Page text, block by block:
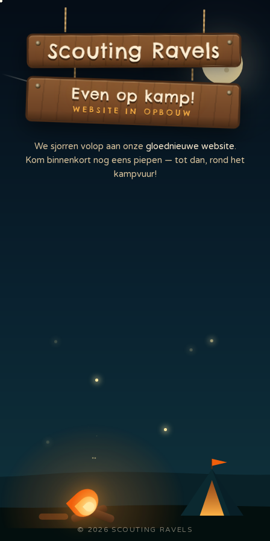
Scouting Ravels
Even op kamp!
WEBSITE IN OPBOUW
We sjorren volop aan onze gloednieuwe website.
Kom binnenkort nog eens piepen — tot dan, rond het
kampvuur!
© 2026 SCOUTING RAVELS